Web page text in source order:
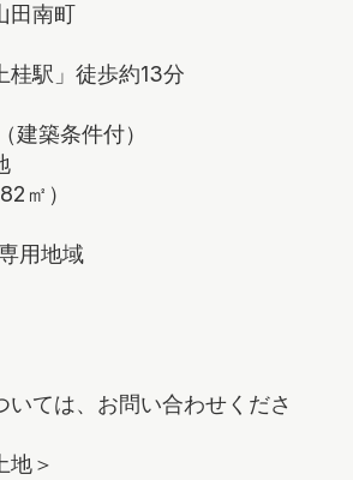
田南町
桂駅」徒歩約13分
建築条件付）
㎡）
用地域
いては、お問い合わせくださ
地＞